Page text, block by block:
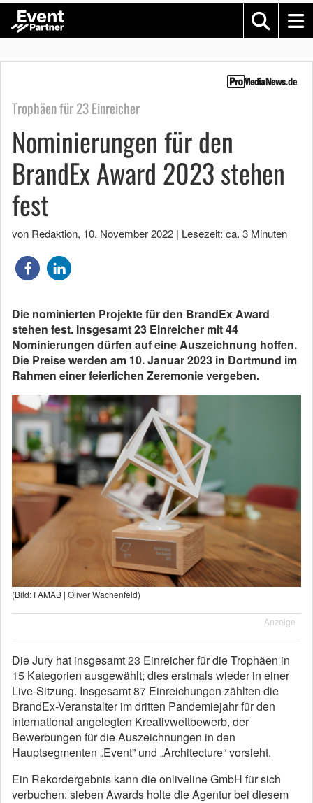
Trophäen für 23 Einreicher
Nominierungen für den
BrandEx Award 2023 stehen
fest
von Redaktion, 10. November 2022 | Lesezeit: ca. 3 Minuten
Die nominierten Projekte für den BrandEx Award
stehen fest. Insgesamt 23 Einreicher mit 44
Nominierungen dürfen auf eine Auszeichnung hoffen.
Die Preise werden am 10. Januar 2023 in Dortmund im
Rahmen einer feierlichen Zeremonie vergeben.
(Bild: FAMAB | Oliver Wachenfeld)
Anzeige
Die Jury hat insgesamt 23 Einreicher für die Trophäen in
15 Kategorien ausgewählt; dies erstmals wieder in einer
Live-Sitzung. Insgesamt 87 Einreichungen zählten die
BrandEx-Veranstalter im dritten Pandemiejahr für den
international angelegten Kreativwettbewerb, der
Bewerbungen für die Auszeichnungen in den
Hauptsegmenten „Event” und „Architecture“ vorsieht.
Ein Rekordergebnis kann die onliveline GmbH für sich
verbuchen: sieben Awards holte die Agentur bei diesem